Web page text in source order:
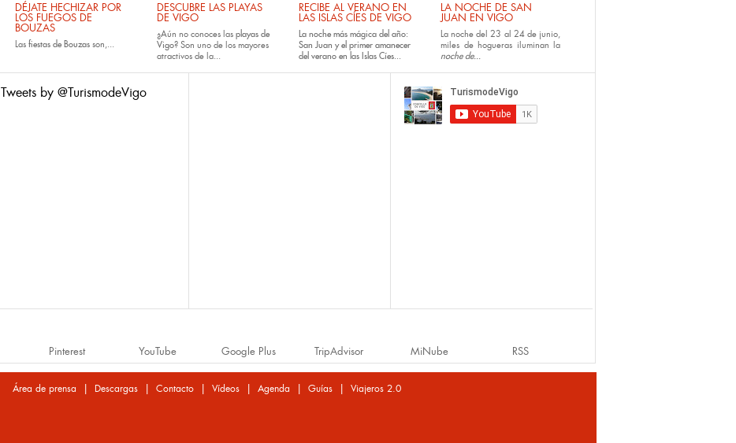
DÉJATE HECHIZAR POR
LOS FUEGOS DE
BOUZAS
Las fiestas de Bouzas son,...
DESCUBRE LAS PLAYAS
DE VIGO
¿Aún no conoces las playas de
Vigo? Son uno de los mayores
atractivos de la...
RECIBE AL VERANO EN
LAS ISLAS CÍES DE VIGO
La noche más mágica del año:
San Juan y el primer amanecer
del verano en las Islas Cíes...
LA NOCHE DE SAN
JUAN EN VIGO
La noche del 23 al 24 de junio,
miles de hogueras iluminan la
noche de...
Tweets by @TurismodeVigo
Pinterest YouTube Google Plus TripAdvisor MiNube RSS
Área de prensa | Descargas| Contacto| Vídeos| Agenda | Guías| Viajeros 2.0